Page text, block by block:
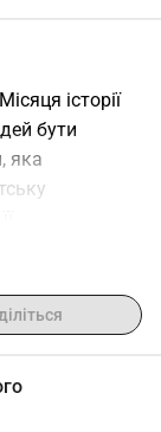
історії
бути
яка
центр (FMC)
класу. Вони
плати,
та